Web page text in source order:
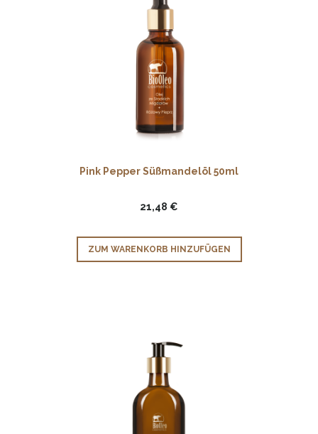
Pink Pepper Süßmandelöl 50ml
21,48 €
ZUM WARENKORB HINZUFÜGEN